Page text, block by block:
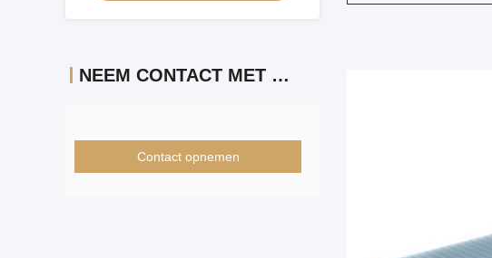
NEEM CONTACT MET ONS OP
Contact opnemen